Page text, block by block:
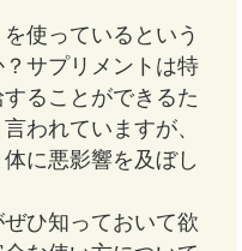
使っているという
サプリメントは特
ることができるた
われていますが、
に悪影響を及ぼし
ひ知っておいて欲